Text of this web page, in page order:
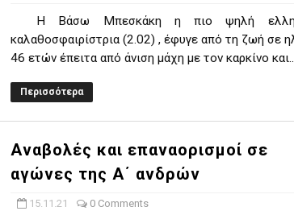
ΑΕ Ρέντη, Πέρα , Ερμής Αργυρ. και Δραπετσώνα
Η Βάσω Μπεσκάκη η πιο ψηλή
καλαθοσφαιρίστρια (2.02) , έφυγε από τη ζωή σε
46 ετών έπειτα από άνιση μάχη με τον καρκίνο
Περισσότερα
Αναβολές και επαναορισμοί σε
αγώνες της Α΄ ανδρών
15.11.21 0 Comments